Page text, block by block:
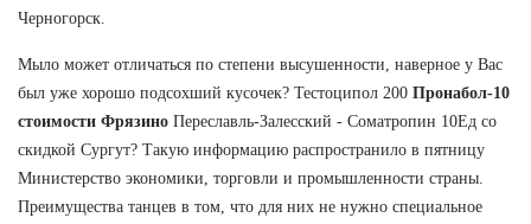
Черногорск.
Мыло может отличаться по степени высушенности, наверное у Вас
был уже хорошо подсохший кусочек? Тестоципол 200 Пронабол-10
стоимости Фрязино Переславль-Залесский - Cоматропин 10Ед со
скидкой Сургут? Такую информацию распространило в пятницу
Министерство экономики, торговли и промышленности страны.
Преимущества танцев в том, что для них не нужно специальное